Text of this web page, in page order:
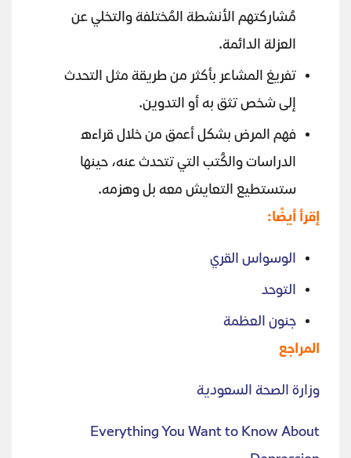
مُشاركتهم الأنشطة المُختلفة والتخلي عن
العزلة الدائمة.
تفريغ المشاعر بأكثر من طريقة مثل التحدث
إلى شخص تثق به أو التدوين.
فهم المرض بشكل أعمق من خلال قراءه
الدراسات والكُتب التي تتحدث عنه، حينها
ستستطيع التعايش معه بل وهزمه.
إقرأ أيضًا:
الوسواس القري
التوحد
جنون العظمة
المراجع
وزارة الصحة السعودية
Everything You Want to Know About